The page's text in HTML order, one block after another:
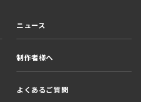
ニュース
制作者様へ
よくあるご質問